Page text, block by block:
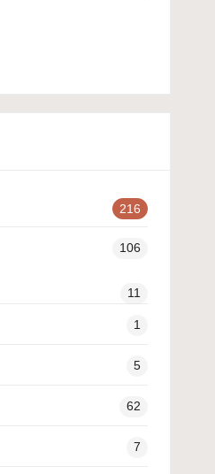
216
106
11
1
5
62
7